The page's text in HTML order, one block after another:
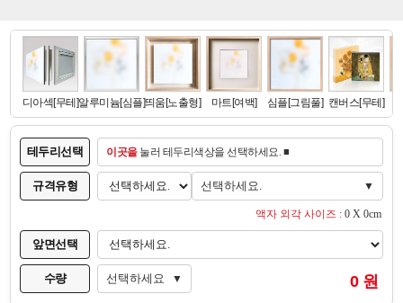
테두리선택 이곳을눌러 테두리색상을 선택하세요. ■
규격유형 선택하세요. ▼
액자 외각 사이즈 : 0 X 0cm
앞면선택
수량 선택하세요 ▼ 0 원